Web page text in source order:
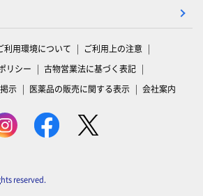
利用環境について
ご利用上の注意
リシー
古物営業法に基づく表記
示
医薬品の販売に関する表示 会社案内
reserved.